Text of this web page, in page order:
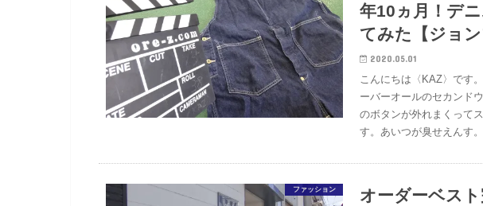
年10ヵ月！デ
てみた【ジョン
2020.05.01
こんにちは〈KAZ〉です
ーバーオールのセカンド
のボタンが外れまくって
す。あいつが臭せえんす
ファッション
オーダーベス